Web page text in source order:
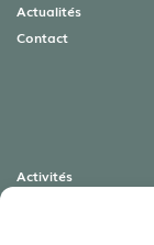
Actualités
Contact
Activités